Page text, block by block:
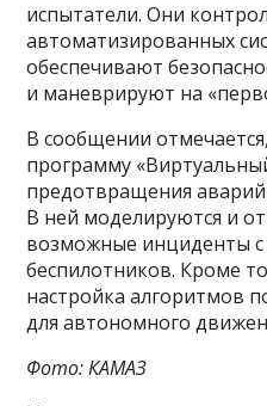
испытатели. Они
автоматизированных
обеспечивают
и маневрируют на
В сообщении
программу
предотвращения
В ней моделируются и
возможные инциденты с
беспилотников. Кроме
настройка алгоритмов
для автономного
Фото: КАМАЗ